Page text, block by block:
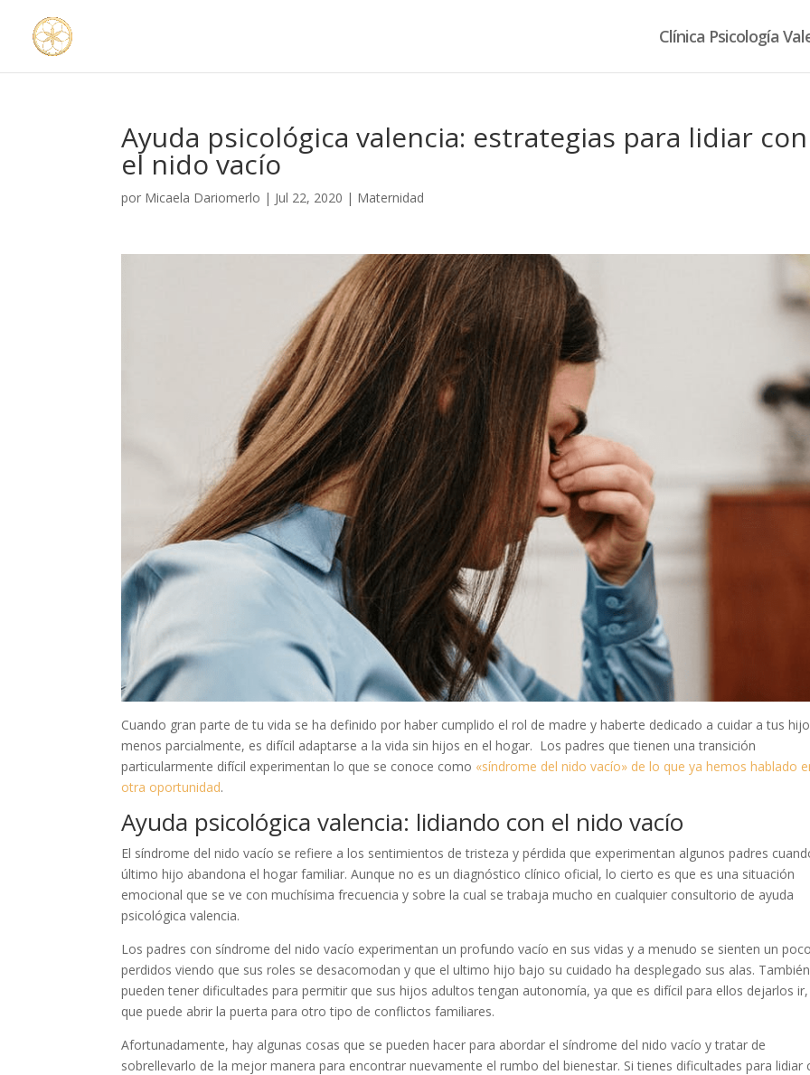
Clínica Psicología
Ayuda psicológica valencia: estrategias para lidiar con
el nido vacío
por Micaela Dariomerlo | Jul 22, 2020 | Maternidad
Cuando gran parte de tu vida se ha definido por haber cumplido el rol de madre y haberte dedicado a cuidar a tus
menos parcialmente, es difícil adaptarse a la vida sin hijos en el hogar. Los padres que tienen una transición
particularmente difícil experimentan lo que se conoce como «síndrome del nido vacío» de lo que ya hemos hablado
otra oportunidad.
Ayuda psicológica valencia: lidiando con el nido vacío
El síndrome del nido vacío se refiere a los sentimientos de tristeza y pérdida que experimentan algunos padres
último hijo abandona el hogar familiar. Aunque no es un diagnóstico clínico oficial, lo cierto es que es una situación
emocional que se ve con muchísima frecuencia y sobre la cual se trabaja mucho en cualquier consultorio de ayuda
psicológica valencia.
Los padres con síndrome del nido vacío experimentan un profundo vacío en sus vidas y a menudo se sienten un poco
perdidos viendo que sus roles se desacomodan y que el ultimo hijo bajo su cuidado ha desplegado sus alas. También
pueden tener dificultades para permitir que sus hijos adultos tengan autonomía, ya que es difícil para ellos dejarlos
que puede abrir la puerta para otro tipo de conflictos familiares.
Afortunadamente, hay algunas cosas que se pueden hacer para abordar el síndrome del nido vacío y tratar de
sobrellevarlo de la mejor manera para encontrar nuevamente el rumbo del bienestar. Si tienes dificultades para lidiar